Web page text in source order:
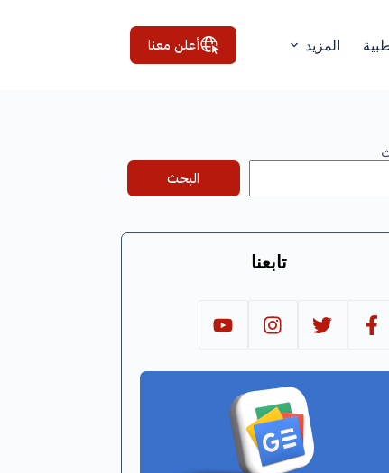
المزيد أعلن معنا
البحث
تابعنا